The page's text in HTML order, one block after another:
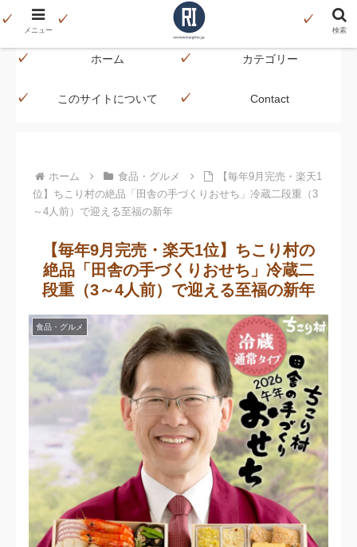
データで見る、本当に役立つ商品レビュー
ホーム カテゴリー
このサイトについて Contact
ホーム 食品・グルメ
【毎年9月完売・楽天1
位】ちこり村の絶品「田舎の手づくりおせち」冷蔵二段重（3
～4人前）で迎える至福の新年
【毎年9月完売・楽天1位】ちこり村の
絶品「田舎の手づくりおせち」冷蔵二
段重（3～4人前）で迎える至福の新年
食品・グルメ
メニュー 検索